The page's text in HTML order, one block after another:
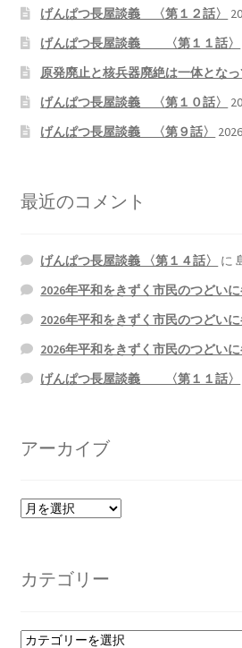
原発動向
原発 日誌
2022.8.9 福島第一原発 汚染水
着工
2022.12.25美浜原発 運転停止
超 老朽対策容認
めた「長期評価」を否定
原子力規制委員会「原発60年超
り
原子力規制委員会「原発60年
りからわずか5日で、多数決決定
「原発６０年超へ」閣議決定
げんぱつ長屋談義 〈第１２話〉
げんぱつ長屋談義 〈第１１話〉
原発廃止と核兵器廃絶は一体とな
げんぱつ長屋談義 〈第１０話〉
げんぱつ長屋談義 〈第９話〉
最近のコメント
げんぱつ長屋談義 〈第１４話〉 に
2026年平和をきずく市民のつどい
2026年平和をきずく市民のつどい
2026年平和をきずく市民のつどい
げんぱつ長屋談義 〈第１１話〉
アーカイブ
ア
ブ
カテゴリー
カ